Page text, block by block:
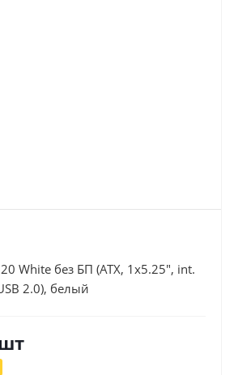
White без БП (ATX, 1x5.25", int.
2.0), белый